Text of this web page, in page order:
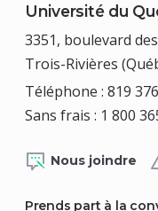
Université du
3351, boulevard
Trois-Rivières
Téléphone : 819
Sans frais : 1 800
Nous joindre
Prends part à la